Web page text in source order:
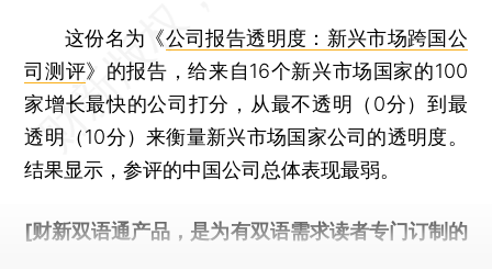
这份名为《公司报告透明度：新兴市场跨国公
司测评》的报告，给来自16个新兴市场国家的100
家增长最快的公司打分，从最不透明（0分）到最
透明（10分）来衡量新兴市场国家公司的透明度。
结果显示，参评的中国公司总体表现最弱。
[财新双语通产品，是为有双语需求读者专门订制的